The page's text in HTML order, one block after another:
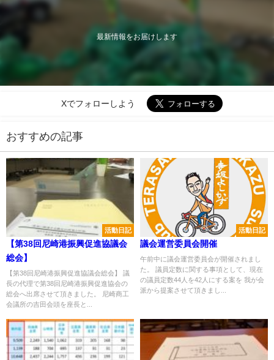
最新情報をお届けします
Xでフォローしよう
おすすめの記事
活動日記
【第38回尼崎港振興促進協議会
総会】
【第38回尼崎港振興促進協議会総会】 議
長の代理で第38回尼崎港振興促進協会の
総会へ出席させて頂きました。 尼崎商工
会議所の吉田会頭を座長と...
活動日記
議会運営委員会開催
午前中に議会運営委員会が開催されまし
た。 議員定数に関する事項として、現在
の議員定数44人を42人にする案を 我が会
派から提案させて頂きまし...